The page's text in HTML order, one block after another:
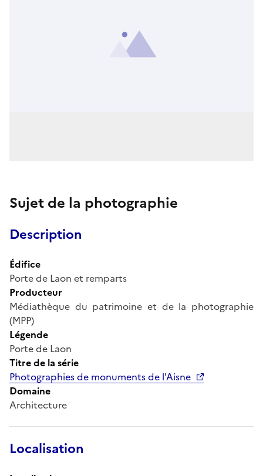
Sujet de la photographie
Description
Édifice
Porte de Laon et remparts
Producteur
Médiathèque du patrimoine et de la photographie
(MPP)
Légende
Porte de Laon
Titre de la série
Photographies de monuments de l'Aisne
Domaine
Architecture
Localisation